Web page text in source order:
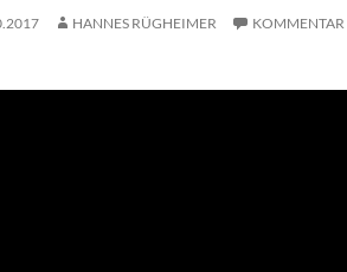
HANNES RÜGHEIMER
KOMMENTAR